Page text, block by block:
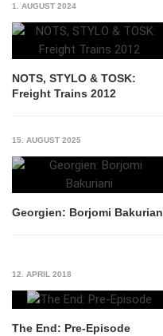
1. AUGUST 2024
NOTS, STYLO & TOSK:
Freight Trains 2012
15. AUGUST 2025
Georgien: Borjomi
12. APRIL 2018
The End: Pre-Episode